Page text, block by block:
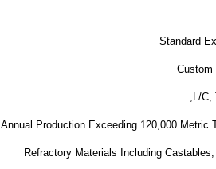
Standard
Custom
L/C,
Annual Production Exceeding 120,000 Metric
Refractory Materials Including